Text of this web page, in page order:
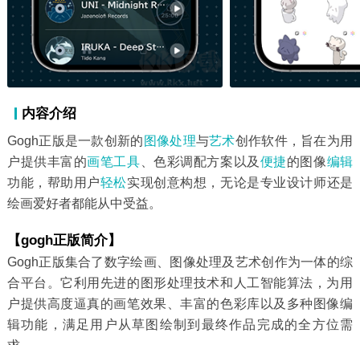
内容介绍
Gogh正版是一款创新的 图像处理与艺术创作软件，旨在为用
户提供丰富的画笔工具 、色彩调配方案以及 便捷的图像编辑
功能，帮助用户轻松实现创意构想，无论是专业设计师还是
绘画爱好者都能从中受益。
【gogh正版简介】
Gogh正版集合了数字绘画、图像处理及艺术创作为一体的综
合平台。它利用先进的图形处理技术和人工智能算法，为用
户提供高度逼真的画笔效果、丰富的色彩库以及多种图像编
辑功能，满足用户从草图绘制到最终作品完成的全方位需